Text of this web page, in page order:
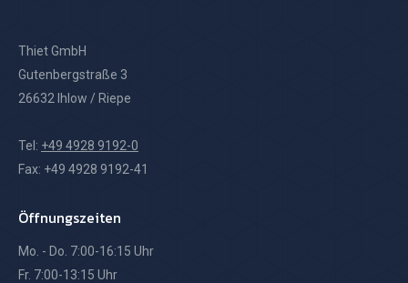
Thiet GmbH
Gutenbergstraße 3
26632 Ihlow / Riepe
Tel: +49 4928 9192-0
Fax: +49 4928 9192-41
Öffnungszeiten
Mo. - Do. 7:00-16:15 Uhr
Fr. 7:00-13:15 Uhr